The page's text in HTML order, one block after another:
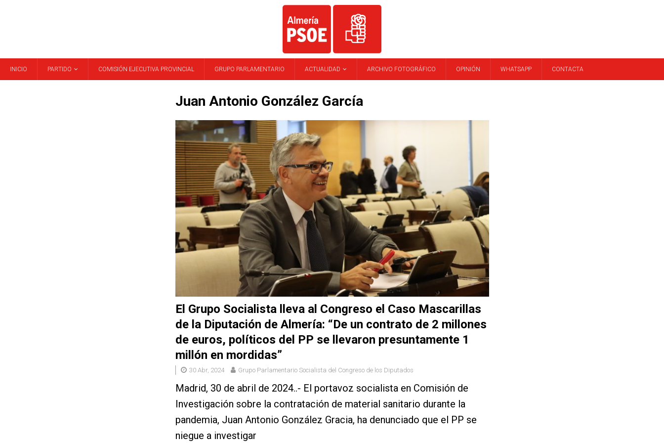
INICIO PARTIDO COMISIÓN EJECUTIVA PROVINCIAL GRUPO PARLAMENTARIO ACTUALIDAD ARCHIVO FOTOGRÁFICO OPINIÓN WHATSAPP CONTACTA
Juan Antonio González García
El Grupo Socialista lleva al Congreso el Caso Mascarillas
de la Diputación de Almería: “De un contrato de 2 millones
de euros, políticos del PP se llevaron presuntamente 1
millón en mordidas”
30 Abr, 2024 Grupo Parlamentario Socialista del Congreso de los Diputados
Madrid, 30 de abril de 2024..- El portavoz socialista en Comisión de
Investigación sobre la contratación de material sanitario durante la
pandemia, Juan Antonio González Gracia, ha denunciado que el PP se
niegue a investigar